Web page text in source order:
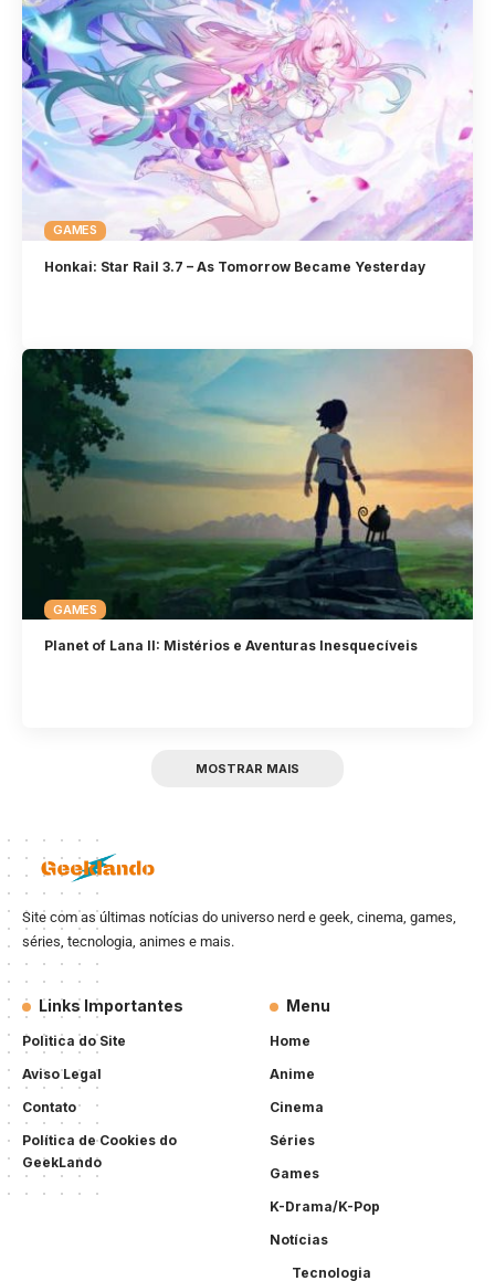
GAMES
Honkai: Star Rail 3.7 – As Tomorrow Became Yesterday
GAMES
Planet of Lana II: Mistérios e Aventuras Inesquecíveis
MOSTRAR MAIS
Site com as últimas notícias do universo nerd e geek, cinema, games,
séries, tecnologia, animes e mais.
Links Importantes
Politica do Site
Aviso Legal
Contato
Política de Cookies do
GeekLando
Menu
Home
Anime
Cinema
Séries
Games
K-Drama/K-Pop
Notícias
Tecnologia